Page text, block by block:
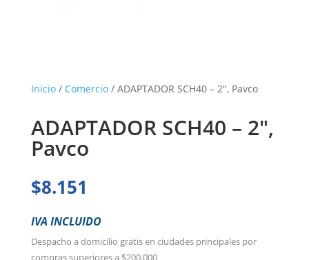
Inicio/ Comercio/ ADAPTADOR SCH40 – 2″, Pavco
ADAPTADOR SCH40 – 2″,
Pavco
$8.151
IVA INCLUIDO
Despacho a domicilio gratis en ciudades principales por
compras superiores a $200.000